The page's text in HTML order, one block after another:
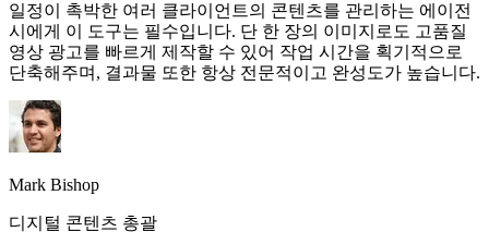
일정이 촉박한 여러 클라이언트의 콘텐츠를 관리하는 에이전
시에게 이 도구는 필수입니다. 단 한 장의 이미지로도 고품질
영상 광고를 빠르게 제작할 수 있어 작업 시간을 획기적으로
단축해주며, 결과물 또한 항상 전문적이고 완성도가 높습니다.
Mark Bishop
디지털 콘텐츠 총괄